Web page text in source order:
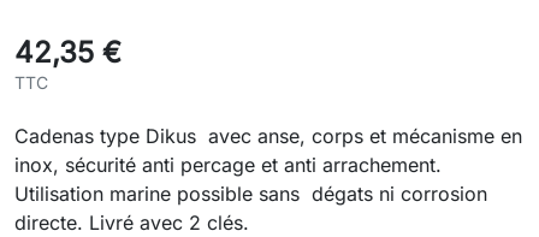
42,35 €
TTC
Cadenas type Dikus avec anse, corps et mécanisme en
inox, sécurité anti percage et anti arrachement.
Utilisation marine possible sans dégats ni corrosion
directe. Livré avec 2 clés.